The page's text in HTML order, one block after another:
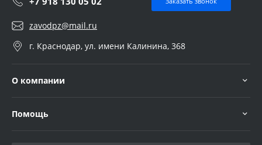
zavodpz@mail.ru
г. Краснодар, ул. имени Калинина, 368
О компании
Помощь